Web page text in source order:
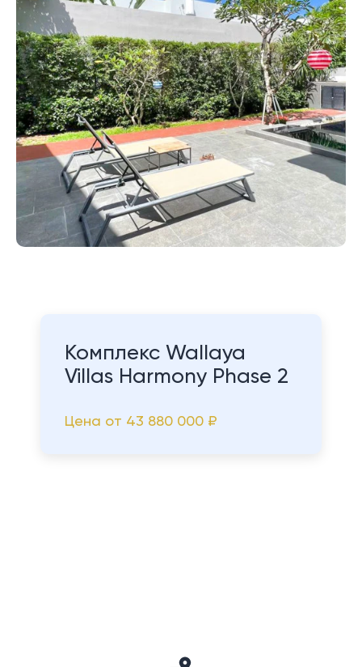
Комплекс Wallaya
Villas Harmony Phase 2
Цена от 43 880 000 ₽